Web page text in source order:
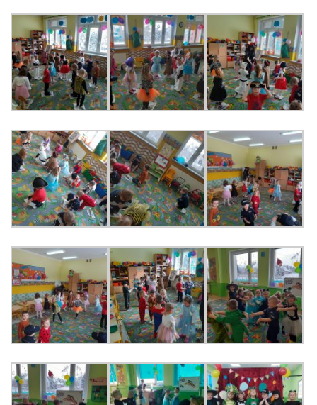
PROCEDURY I REGULAMINY
DEKLARACJA DOSTĘPNOŚCI
RADOŚĆ – ZABAWA – NAUKA
NASZA KONCEPCJA
ROCZNY PLAN PRACY
PROGRAMY
UROCZYSTOŚCI
OSIĄGNIĘCIA
KONKURSY